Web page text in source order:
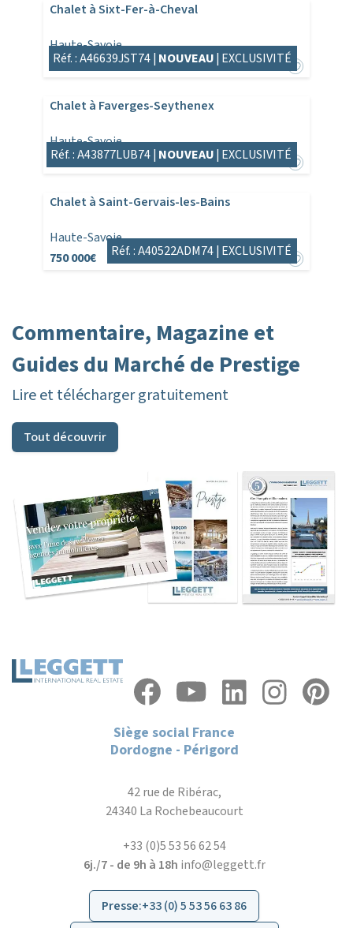
Chalet à Sixt-Fer-à-Cheval
Haute-Savoie
997 500€
Réf. : A46639JST74 | NOUVEAU| EXCLUSIVITÉ
Chalet à Faverges-Seythenex
Haute-Savoie
795 000€825 000€
Réf. : A43877LUB74 | NOUVEAU| EXCLUSIVITÉ
Chalet à Saint-Gervais-les-Bains
Haute-Savoie
750 000€
Réf. : A40522ADM74 | EXCLUSIVITÉ
Commentaire, Magazine et
Guides du Marché de Prestige
Lire et télécharger gratuitement
Tout découvrir
Siège social France
Dordogne - Périgord
42 rue de Ribérac,
24340 La Rochebeaucourt
+33 (0)5 53 56 62 54
6j./7 - de 9h à 18h info@leggett.fr
Presse:+33 (0) 5 53 56 63 86